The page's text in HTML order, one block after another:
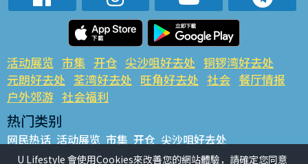
活动展览 市集 开仓 尖沙咀好去处 铜锣湾好去处
元朗好去处 荃湾好去处 旺角好去处 社会 餐厅情报
户外郊游 社会福利
热门类别
网民热话 活动展览 市集 开仓 尖沙咀好去处
铜锣湾好去处 元朗好去处 荃湾好去处 旺角好去处 社会
U Lifestyle 會使用Cookies來改善您的網站體驗，請確定您同意